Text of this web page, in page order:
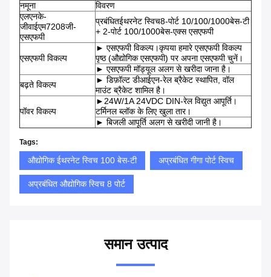
नमूना
विवरण
एलएनके-
जीवाईएम7208जी-
एसएफपी
प्रबंधितईथरनेट स्विच8-पोर्ट 10/100/1000बेस-टी
+ 2-पोर्ट 100/1000बेस-एक्स एसएफपी
एसएफपी विकल्प
► एसएफपी विकल्प।कृपया हमारे एसएफपी विकल्प
पृष्ठ (औद्योगिक एसएफपी) पर अपना एसएफपी चुनें।
► एसएफपी मॉड्यूल अलग से खरीदा जाना है।
बढ़ते विकल्प
► डिफ़ॉल्ट डीआईएन-रेल ब्रैकेट स्थापित, वॉल
माउंट ब्रैकेट शामिल है।
पॉवर विकल्प
►24W/1A 24VDC DIN-रेल विद्युत आपूर्ति।
टर्मिनल ब्लॉक के लिए खुला तार।
► बिजली आपूर्ति अलग से खरीदी जानी है।
Tags:
औद्योगिक ईथरनेट स्विच 100 बेस-टी अप्रबंधित गीगा पोर्ट स्विच
अप्रबंधित औद्योगिक स्विच 8 पोर्ट
समान उत्पाद